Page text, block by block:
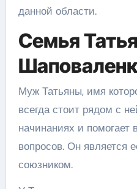
данной области.
Семья
Муж Татьяны, имя
всегда стоит рядом с
начинаниях и
вопросов. Он является
союзником.